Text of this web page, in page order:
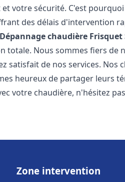
votre sécurité. C'est
des délais d'intervention
chaudière Frisquet
totale. Nous sommes fiers de
satisfait de nos services.
heureux de partager leurs
votre chaudière, n'hésitez
Zone intervention